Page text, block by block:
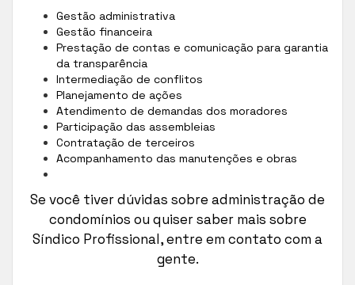
Gestão administrativa
Gestão financeira
Prestação de contas e comunicação para garantia
da transparência
Intermediação de conflitos
Planejamento de ações
Atendimento de demandas dos moradores
Participação das assembleias
Contratação de terceiros
Acompanhamento das manutenções e obras
Se você tiver dúvidas sobre administração de
condomínios ou quiser saber mais sobre
Síndico Profissional, entre em contato com a
gente.